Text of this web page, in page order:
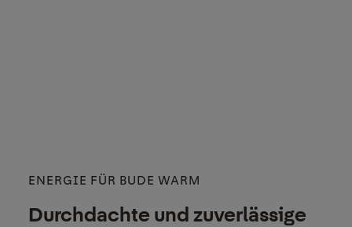
ENERGIE FÜR BUDE WARM
Durchdachte und zuverlässige